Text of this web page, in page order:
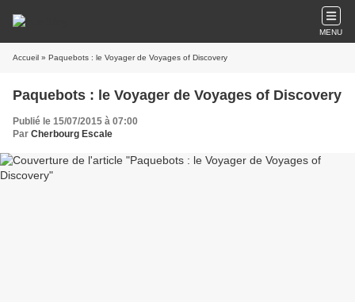
MENU
Accueil » Paquebots : le Voyager de Voyages of Discovery
Paquebots : le Voyager de Voyages of Discovery
Publié le 15/07/2015 à 07:00
Par Cherbourg Escale